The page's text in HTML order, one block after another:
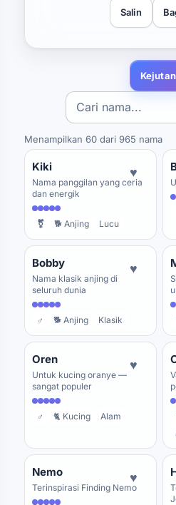
Salin
Menampilkan 60 dari 965 nama
♥
Kiki
Nama panggilan yang ceria
dan energik
⚧ 🐕 Anjing Lucu
♥
Bobby
Nama klasik anjing di
seluruh dunia
♂ 🐕 Anjing Klasik
♥
Oren
Untuk kucing oranye —
sangat populer
♂ 🐈 Kucing Alam
♥
Nemo
Terinspirasi Finding Nemo